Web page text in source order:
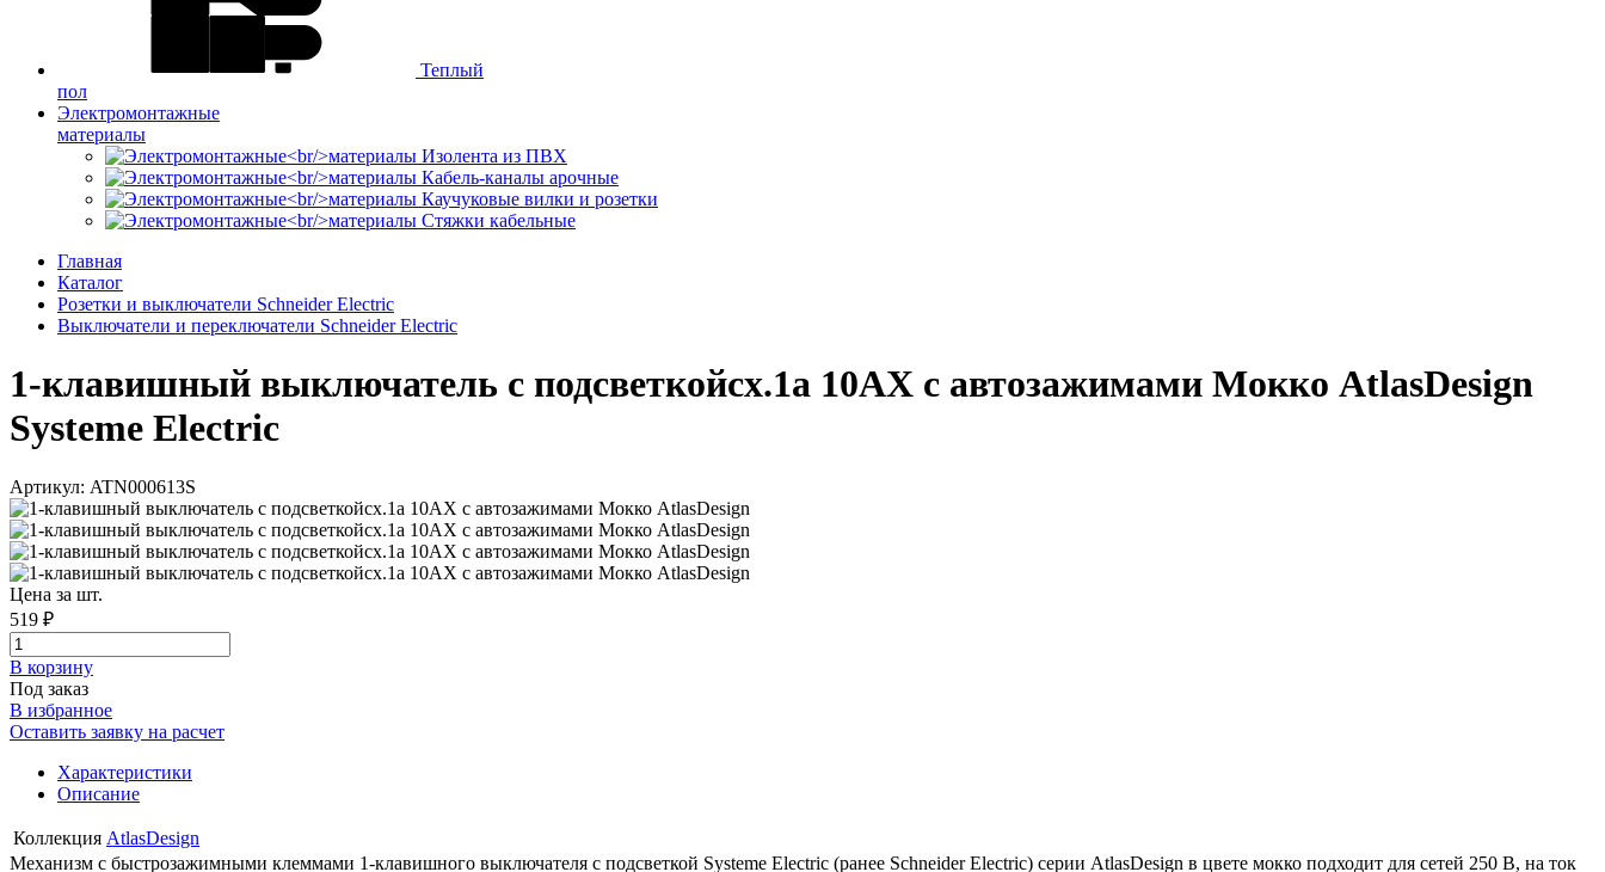
Теплый
пол
Электромонтажные
материалы
Изолента из ПВХ
Кабель-каналы арочные
Каучуковые вилки и розетки
Стяжки кабельные
Главная
Каталог
Розетки и выключатели Schneider Electric
Выключатели и переключатели Schneider Electric
1-клавишный выключатель с подсветкойсх.1а 10АХ с автозажимами Мокко AtlasDesign
Systeme Electric
Артикул: ATN000613S
Цена за шт.
519 ₽
В корзинy
Под заказ
В избранное
Оставить заявку на расчет
Характеристики
Описание
Коллекция AtlasDesign
Механизм с быстрозажимными клеммами 1-клавишного выключателя с подсветкой Systeme Electric (ранее Schneider Electric) серии AtlasDesign в цвете мокко подходит для сетей 250 В, на ток